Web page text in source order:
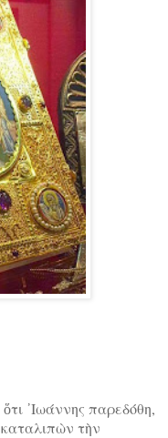
᾿Ιωάννης παρεδόθη,
καταλιπὼν τὴν